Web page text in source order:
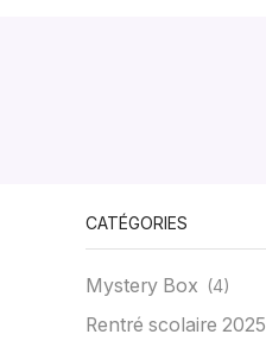
CATÉGORIES
Mystery Box (4)
Rentré scolaire 2025